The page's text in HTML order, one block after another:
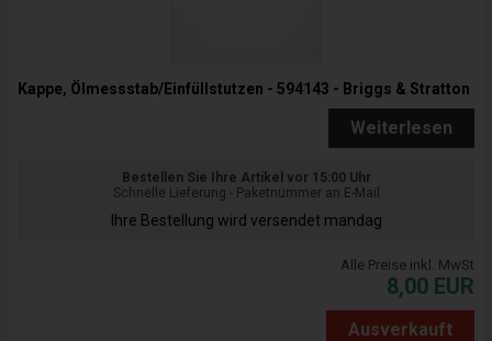
Kappe, Ölmessstab/Einfüllstutzen - 594143 - Briggs & Stratton
Weiterlesen
Bestellen Sie Ihre Artikel vor 15:00 Uhr
Schnelle Lieferung - Paketnummer an E-Mail
Ihre Bestellung wird versendet mandag
Alle Preise inkl. MwSt
8,00 EUR
Ausverkauft